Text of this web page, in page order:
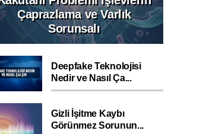
Çaprazlama ve Varlık
Sorunsalı
Deepfake Teknolojisi
Nedir ve Nasıl Ça...
Gizli İşitme Kaybı
Görünmez Sorunun...